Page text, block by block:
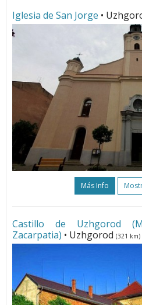
Iglesia de San Jorge •
Más Info
Сastillo de Uzhgorod
Zacarpatia) • Uzhgorod (321 km)